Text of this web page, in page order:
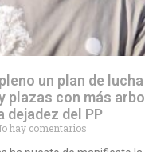
un plan de
plazas con más
dejadez del PP
hay comentarios